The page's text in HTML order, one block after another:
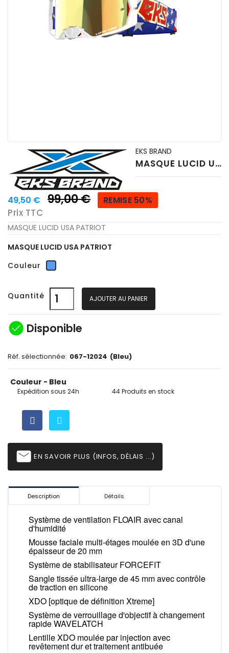
EKS BRAND
MASQUE LUCID USA PATRIOT
49,50 € 99,00 € REMISE 50%
Prix TTC
MASQUE LUCID USA PATRIOT
MASQUE LUCID USA PATRIOT
Couleur
Bleu
Quantité AJOUTER AU PANIER
check_circle Disponible
Réf. sélectionnée: 067-12024 (Bleu)
Couleur - Bleu
Expédition sous 24h 44 Produits en stock
email EN SAVOIR PLUS (INFOS, DÉLAIS ...)
Description Détails
Système de ventilation FLOAIR avec canal
d'humidité
Mousse faciale multi-étages moulée en 3D d'une
épaisseur de 20 mm
Système de stabilisateur FORCEFIT
Sangle tissée ultra-large de 45 mm avec contrôle
de traction en silicone
XDO [optique de définition Xtreme]
Système de verrouillage d'objectif à changement
rapide WAVELATCH
Lentille XDO moulée par injection avec
revêtement dur et traitement antibuée